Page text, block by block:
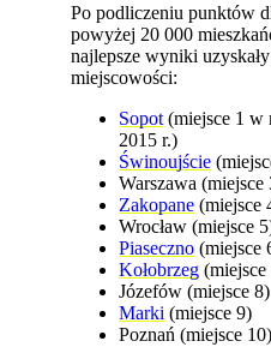
Po podliczeniu punktów
powyżej 20 000
najlepsze wyniki
miejscowości:
Sopot (miejsce 1 w
2015 r.)
Świnoujście
Warszawa (miejsce
Zakopane (miejsce
Wrocław (miejsce
Piaseczno (miejsce
Kołobrzeg (miejsce
Józefów (miejsce 8)
Marki (miejsce 9)
Poznań (miejsce 10)